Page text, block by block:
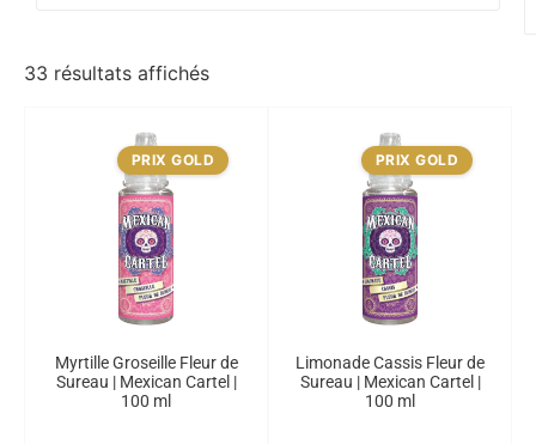
33 résultats affichés
PRIX GOLD
Myrtille Groseille Fleur de
Sureau | Mexican Cartel |
100 ml
PRIX GOLD
Limonade Cassis Fleur de
Sureau | Mexican Cartel |
100 ml